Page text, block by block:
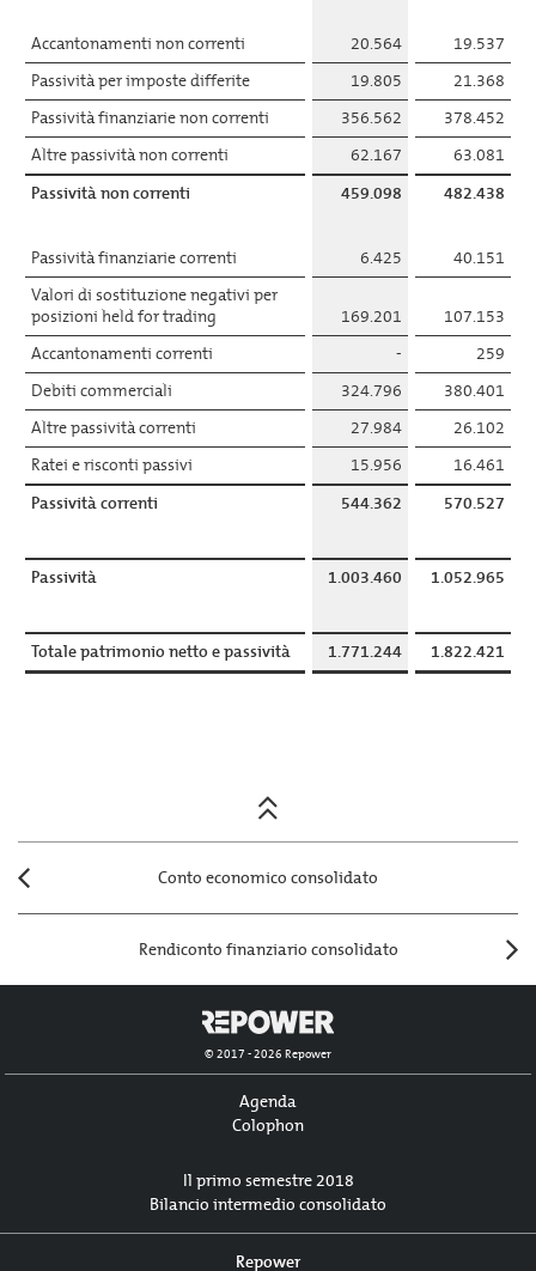
Accantonamenti non correnti 20.564
19.537
Passività per imposte differite
19.805
21.368
Passività finanziarie non correnti
356.562
378.452
Altre passività non correnti
62.167
63.081
Passività non correnti
459.098 482.438
Passività finanziarie correnti 6.425
40.151
Valori di sostituzione negativi per
posizioni held for trading
169.201
107.153
Accantonamenti correnti
-
259
Debiti commerciali
324.796
380.401
Altre passività correnti
27.984
26.102
Ratei e risconti passivi
15.956
16.461
Passività correnti
544.362 570.527
Passività 1.003.460 1.052.965
Totale patrimonio netto e passività 1.771.244 1.822.421
navigation
Conto economico consolidato
Rendiconto finanziario consolidato
© 2017 - 2026 Repower
Agenda
Colophon
Il primo semestre 2018
Bilancio intermedio consolidato
Repower